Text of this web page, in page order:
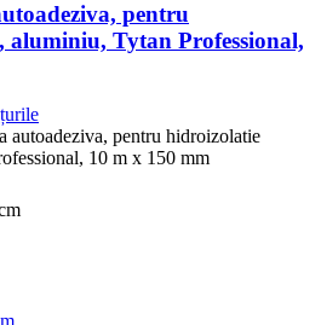
pentru
aluminiu, Tytan Professional,
autoadeziva, pentru hidroizolatie
10 m x 150 mm